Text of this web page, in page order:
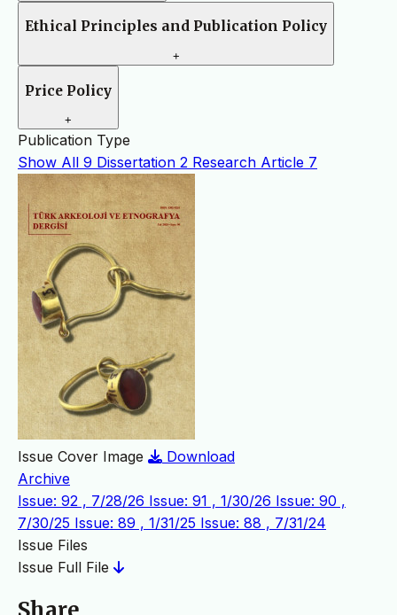
Ethical Principles and Publication Policy
+
Price Policy
+
Publication Type
Show All 9 Dissertation 2 Research Article 7
Issue Cover Image
Download
Archive
Issue: 92 , 7/28/26 Issue: 91 , 1/30/26 Issue: 90 ,
7/30/25 Issue: 89 , 1/31/25 Issue: 88 , 7/31/24
Issue Files
Issue Full File